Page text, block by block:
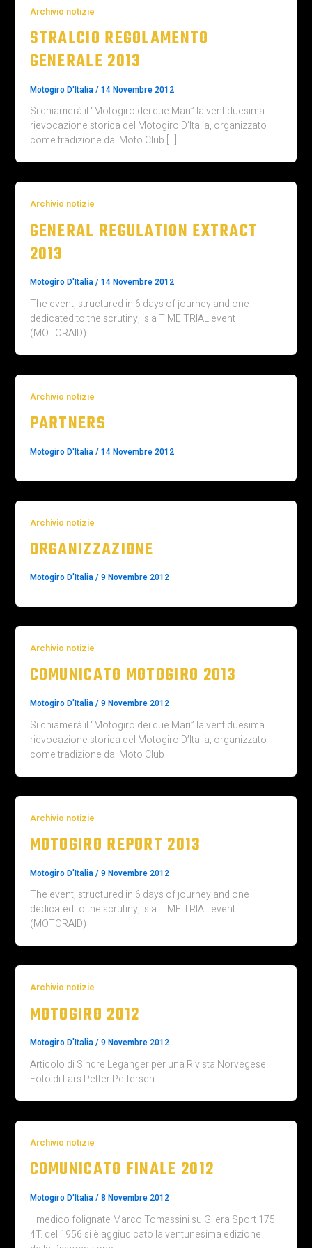
Archivio notizie
STRALCIO REGOLAMENTO
GENERALE 2013
Motogiro D'Italia/14 Novembre 2012
Si chiamerà il “Motogiro dei due Mari” la ventiduesima
rievocazione storica del Motogiro D’Italia, organizzato
come tradizione dal Moto Club […]
Archivio notizie
GENERAL REGULATION EXTRACT
2013
Motogiro D'Italia/14 Novembre 2012
The event, structured in 6 days of journey and one
dedicated to the scrutiny, is a TIME TRIAL event
(MOTORAID)
Archivio notizie
PARTNERS
Motogiro D'Italia/14 Novembre 2012
Archivio notizie
ORGANIZZAZIONE
Motogiro D'Italia/9 Novembre 2012
Archivio notizie
COMUNICATO MOTOGIRO 2013
Motogiro D'Italia/9 Novembre 2012
Si chiamerà il “Motogiro dei due Mari” la ventiduesima
rievocazione storica del Motogiro D’Italia, organizzato
come tradizione dal Moto Club
Archivio notizie
MOTOGIRO REPORT 2013
Motogiro D'Italia/9 Novembre 2012
The event, structured in 6 days of journey and one
dedicated to the scrutiny, is a TIME TRIAL event
(MOTORAID)
Archivio notizie
MOTOGIRO 2012
Motogiro D'Italia/9 Novembre 2012
Articolo di Sindre Leganger per una Rivista Norvegese.
Foto di Lars Petter Pettersen.
Archivio notizie
COMUNICATO FINALE 2012
Motogiro D'Italia/8 Novembre 2012
Il medico folignate Marco Tomassini su Gilera Sport 175
4T. del 1956 si è aggiudicato la ventunesima edizione